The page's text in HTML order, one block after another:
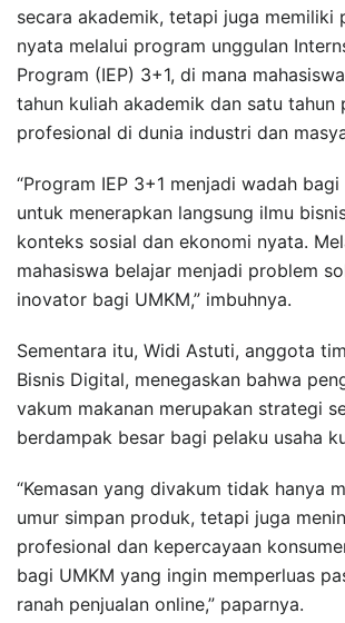
secara akademik, tetapi juga memiliki
nyata melalui program unggulan
Program (IEP) 3+1, di mana
tahun kuliah akademik dan satu tahun
profesional di dunia industri dan
“Program IEP 3+1 menjadi wadah bagi
untuk menerapkan langsung ilmu
konteks sosial dan ekonomi nyata.
mahasiswa belajar menjadi problem
inovator bagi UMKM,” imbuhnya.
Sementara itu, Widi Astuti, anggota
Bisnis Digital, menegaskan bahwa
vakum makanan merupakan strategi
berdampak besar bagi pelaku usaha
“Kemasan yang divakum tidak hanya
umur simpan produk, tetapi juga
profesional dan kepercayaan
bagi UMKM yang ingin memperluas
ranah penjualan online,” paparnya.